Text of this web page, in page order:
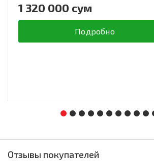
1 320 000 сум
Подробно
Отзывы покупателей